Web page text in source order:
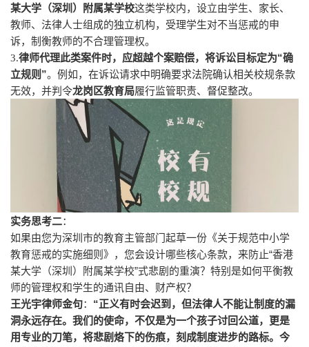
某大学（深圳）附属某学校这类学校内，设立由学生、家长、
教师、法律人士组成的独立机构，受理学生对不当惩戒的申
诉，制衡教师的不合理管理权。
3.律师代理此类案件时，应超越个案赔偿，将诉讼目标定为“确
立规则 ”。例如，在诉讼请求中明确要求法院确认相关校规条款
无效，并判令龙岗区教育局履行监管职责、督促整改。
实务思考二：
如果由您为深圳市的教育主管部门起草一份《关于规范中小学
教育惩戒的实施细则》，您会设计哪些核心条款，来防止“香港
某大学（深圳）附属某学校”式悲剧的重演？特别是如何平衡教
师的管理权和学生的通讯自由、财产权？
王光宇律师金句： “正义有时会迟到，但法律人不能让制度的漏
洞永远存在。我们的使命，不仅是为一个孩子讨回公道，更是
用专业的刀笔，将悲剧烙下的伤痕，刻成制度进步的路标。今